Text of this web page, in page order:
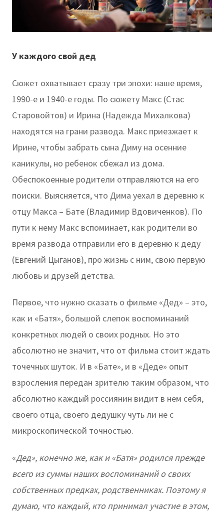
У каждого свой дед
Сюжет охватывает сразу три эпохи: наше время,
1990-е и 1940-е годы. По сюжету Макс (Стас
Старовойтов) и Ирина (Надежда Михалкова)
находятся на грани развода. Макс приезжает к
Ирине, чтобы забрать сына Диму на осенние
каникулы, но ребенок сбежал из дома.
Обеспокоенные родители отправляются на его
поиски. Выясняется, что Дима уехал в деревню к
отцу Макса – Бате (Владимир Вдовиченков). По
пути к нему Макс вспоминает, как родители во
время развода отправили его в деревню к деду
(Евгений Цыганов), про жизнь с ним, свою первую
любовь и друзей детства.
Первое, что нужно сказать о фильме «Дед» – это,
как и «Батя», большой слепок воспоминаний
конкретных людей о своих родных. Но это
абсолютно не значит, что от фильма стоит ждать
точечных шуток. И в «Бате», и в «Деде» опыт
взросления передан зрителю таким образом, что
абсолютно каждый россиянин видит в нем себя,
своего отца, своего дедушку чуть ли не с
микроскопической точностью.
«Дед», конечно же, как и «Батя» родился прежде
всего из суммы наших воспоминаний о своих
собственных предках, родственниках. Поэтому я
думаю, что каждый, кто принимал участие в этом,